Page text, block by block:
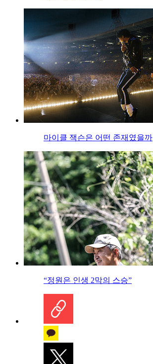
마이클 잭슨은 어떤 존재였을까
“정원은 인생 2막의 스승”